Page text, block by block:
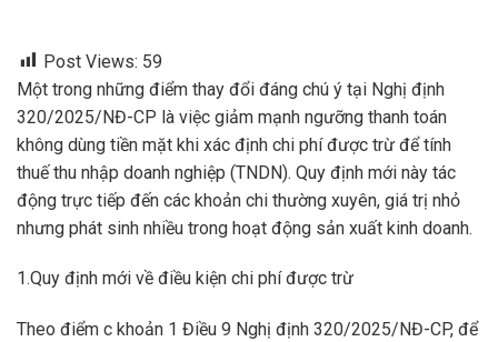
Post Views: 59
Một trong những điểm thay đổi đáng chú ý tại Nghị định
320/2025/NĐ-CP là việc giảm mạnh ngưỡng thanh toán
không dùng tiền mặt khi xác định chi phí được trừ để tính
thuế thu nhập doanh nghiệp (TNDN). Quy định mới này tác
động trực tiếp đến các khoản chi thường xuyên, giá trị nhỏ
nhưng phát sinh nhiều trong hoạt động sản xuất kinh doanh.
1.Quy định mới về điều kiện chi phí được trừ
Theo điểm c khoản 1 Điều 9 Nghị định 320/2025/NĐ-CP, để